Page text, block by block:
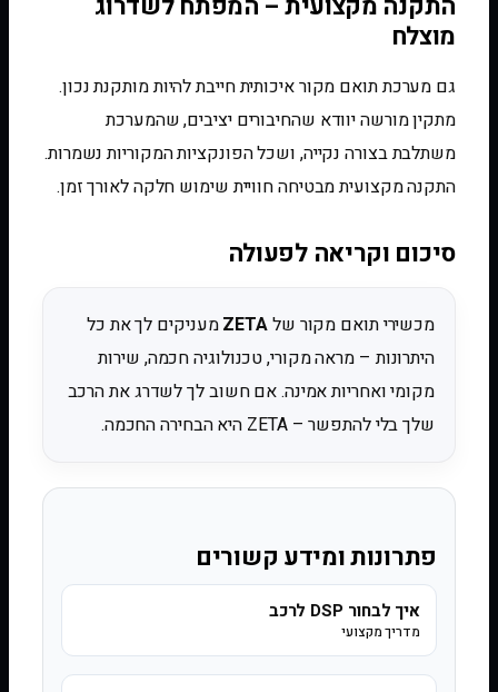
מוצלח
גם מערכת תואם מקור איכותית חייבת להיות מותקנת נכון.
מתקין מורשה יוודא שהחיבורים יציבים, שהמערכת
משתלבת בצורה נקייה, ושכל הפונקציות המקוריות נשמרות.
התקנה מקצועית מבטיחה חוויית שימוש חלקה לאורך זמן.
סיכום וקריאה לפעולה
מכשירי תואם מקור שלZETAמעניקים לך את כל
היתרונות – מראה מקורי, טכנולוגיה חכמה, שירות
מקומי ואחריות אמינה. אם חשוב לך לשדרג את הרכב
שלך בלי להתפשר – ZETA היא הבחירה החכמה.
פתרונות ומידע קשורים
איך לבחור DSP לרכב
מדריך מקצועי